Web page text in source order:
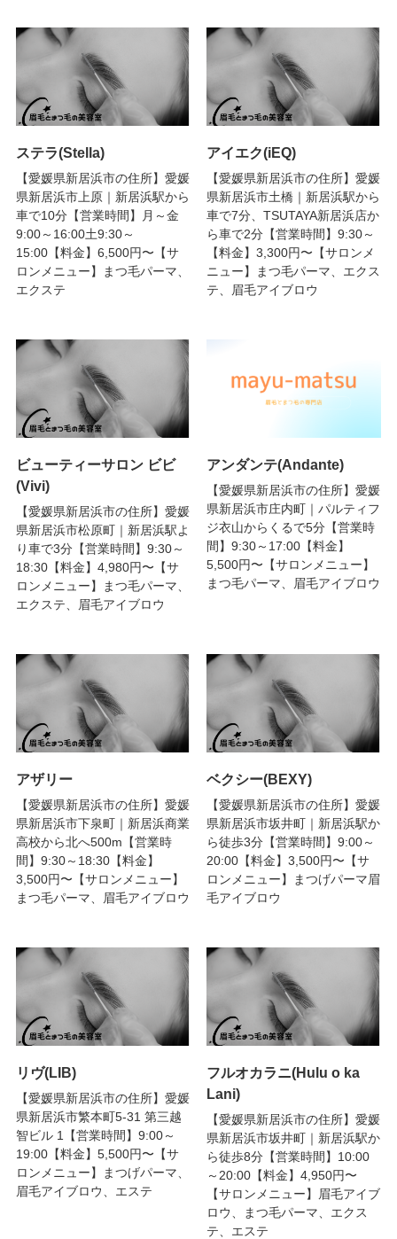
ステラ(Stella)
【愛媛県新居浜市の住所】愛媛
県新居浜市上原｜新居浜駅から
車で10分【営業時間】月～金
9:00～16:00土9:30～
15:00【料金】6,500円〜【サ
ロンメニュー】まつ毛パーマ、
エクステ
アイエク(iEQ)
【愛媛県新居浜市の住所】愛媛
県新居浜市土橋｜新居浜駅から
車で7分、TSUTAYA新居浜店か
ら車で2分【営業時間】9:30～
【料金】3,300円〜【サロンメ
ニュー】まつ毛パーマ、エクス
テ、眉毛アイブロウ
ビューティーサロン ビビ
(Vivi)
【愛媛県新居浜市の住所】愛媛
県新居浜市松原町｜新居浜駅よ
り車で3分【営業時間】9:30～
18:30【料金】4,980円〜【サ
ロンメニュー】まつ毛パーマ、
エクステ、眉毛アイブロウ
アンダンテ(Andante)
【愛媛県新居浜市の住所】愛媛
県新居浜市庄内町｜パルティフ
ジ衣山からくるで5分【営業時
間】9:30～17:00【料金】
5,500円〜【サロンメニュー】
まつ毛パーマ、眉毛アイブロウ
アザリー
【愛媛県新居浜市の住所】愛媛
県新居浜市下泉町｜新居浜商業
高校から北へ500m【営業時
間】9:30～18:30【料金】
3,500円〜【サロンメニュー】
まつ毛パーマ、眉毛アイブロウ
ベクシー(BEXY)
【愛媛県新居浜市の住所】愛媛
県新居浜市坂井町｜新居浜駅か
ら徒歩3分【営業時間】9:00～
20:00【料金】3,500円〜【サ
ロンメニュー】まつげパーマ眉
毛アイブロウ
リヴ(LIB)
【愛媛県新居浜市の住所】愛媛
県新居浜市繁本町5-31 第三越
智ビル 1【営業時間】9:00～
19:00【料金】5,500円〜【サ
ロンメニュー】まつげパーマ、
眉毛アイブロウ、エステ
フルオカラニ(Hulu o ka
Lani)
【愛媛県新居浜市の住所】愛媛
県新居浜市坂井町｜新居浜駅か
ら徒歩8分【営業時間】10:00
～20:00【料金】4,950円〜
【サロンメニュー】眉毛アイブ
ロウ、まつ毛パーマ、エクス
テ、エステ